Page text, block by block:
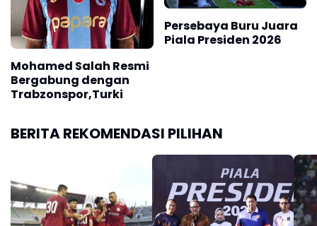
Mohamed Salah Resmi
Bergabung dengan
Trabzonspor,Turki
Persebaya Buru Juara
Piala Presiden 2026
BERITA REKOMENDASI PILIHAN